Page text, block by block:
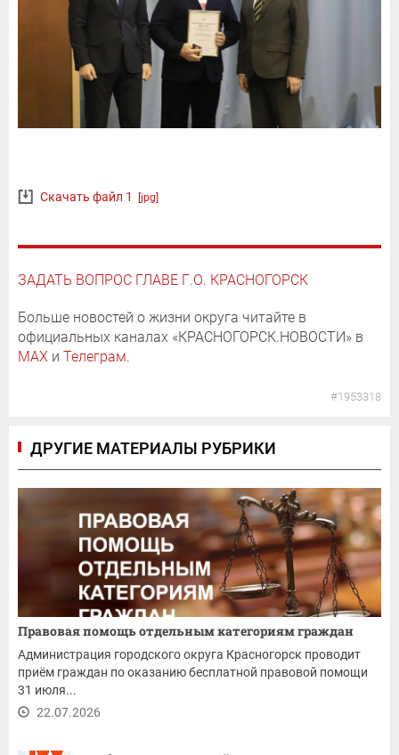
Скачать файл 1 [jpg]
ЗАДАТЬ ВОПРОС ГЛАВЕ Г.О. КРАСНОГОРСК
Больше новостей о жизни округа читайте в
официальных каналах «КРАСНОГОРСК.НОВОСТИ» в
MAX и Телеграм.
#1953318
ДРУГИЕ МАТЕРИАЛЫ РУБРИКИ
Правовая помощь отдельным категориям граждан
Администрация городского округа Красногорск проводит
приём граждан по оказанию бесплатной правовой помощи
31 июля...
22.07.2026